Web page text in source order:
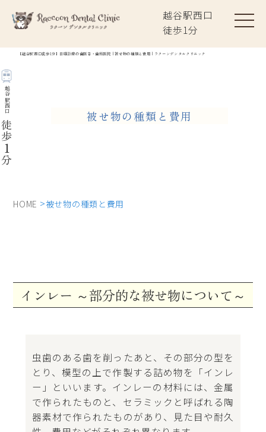
越谷駅西口
歩
【越谷駅西口徒歩1分】日曜診療の歯医者・歯科医院｜被せ物の種類と費用｜ラクーンデンタルクリニック
被せ物の種類と費用
越谷駅西口
徒歩1分
HOME 被せ物の種類と費用
インレー ～部分的な被せ物について～
虫歯のある歯を削ったあと、その部分の型を
とり、模型の上で作製する詰め物を「インレ
ー」といいます。インレーの材料には、金属
で作られたものと、セラミックと呼ばれる陶
器素材で作られたものがあり、見た目や耐久